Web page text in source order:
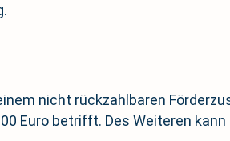
nicht rückzahlbaren
Euro betrifft. Des Weiteren